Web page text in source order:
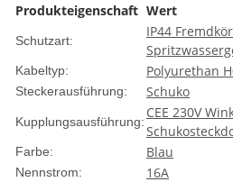
Produkteigenschaft Wert
Schutzart:
IP44
Kabeltyp: Polyurethan
Steckerausführung: Schuko
Kupplungsausführung:
CEE 230V
Farbe: Blau
Nennstrom: 16A